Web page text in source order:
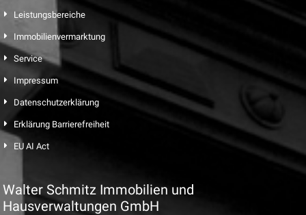
Leistungsbereiche
Immobilienvermarktung
Service
Impressum
Datenschutzerklärung
Erklärung Barrierefreiheit
EU AI Act
Walter Schmitz Immobilien und
Hausverwaltungen GmbH